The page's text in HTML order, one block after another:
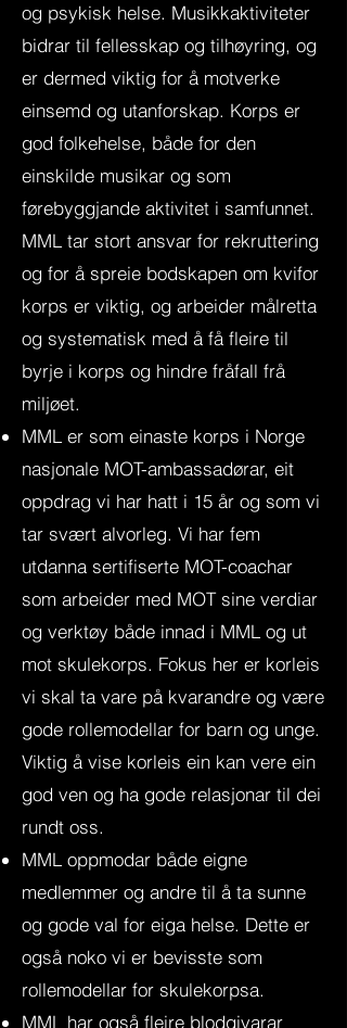
og psykisk helse. Musikkaktiviteter
bidrar til fellesskap og tilhøyring, og
er dermed viktig for å motverke
einsemd og utanforskap. Korps er
god folkehelse, både for den
einskilde musikar og som
førebyggjande aktivitet i samfunnet.
MML tar stort ansvar for rekruttering
og for å spreie bodskapen om kvifor
korps er viktig, og arbeider målretta
og systematisk med å få fleire til
byrje i korps og hindre fråfall frå
miljøet.
MML er som einaste korps i Norge
nasjonale MOT-ambassadørar, eit
oppdrag vi har hatt i 15 år og som vi
tar svært alvorleg. Vi har fem
utdanna sertifiserte MOT-coachar
som arbeider med MOT sine verdiar
og verktøy både innad i MML og ut
mot skulekorps. Fokus her er korleis
vi skal ta vare på kvarandre og være
gode rollemodellar for barn og unge.
Viktig å vise korleis ein kan vere ein
god ven og ha gode relasjonar til dei
rundt oss.
MML oppmodar både eigne
medlemmer og andre til å ta sunne
og gode val for eiga helse. Dette er
også noko vi er bevisste som
rollemodellar for skulekorpsa.
MML har også fleire blodgivarar